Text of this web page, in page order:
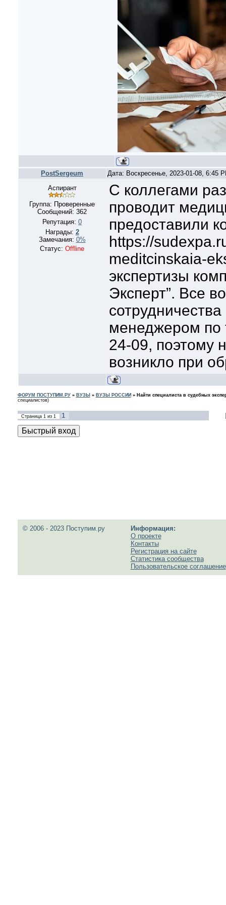
PostSergeum
Дата: Воскресенье, 2023-01-08, 6:45
Аспирант
Группа: Проверенные
Сообщений: 362
Репутация: 0
Награды: 2
Замечания: 0%
Статус: Offline
С коллегами
проводит
предоставили
https://
meditcinskaia-
экспертизы
Эксперт”. Все
менеджером по
24-09, поэтому
возникло при
ФОРУМ ПОСТУПИМ.РУ» ВУЗЫ » ВУЗЫ РОССИИ » Найти специалиста в судебных
специалистов)
Страница 1из 1 1
© 2006 - 2023 Поступим.ру
Информация:
О проекте
Контакты
Регистрация на сайте
Статистика сообщества
Пользовательское соглашение